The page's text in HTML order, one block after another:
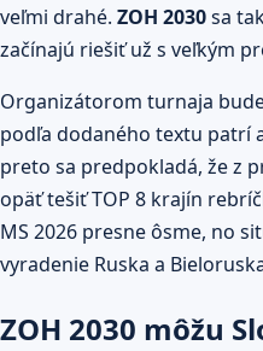
veľmi drahé. ZOH 2030sa
začínajú riešiť už s veľkým
Organizátorom turnaja
podľa dodaného textu patrí
preto sa predpokladá, že z
opäť tešiť TOP 8 krajín
MS 2026 presne ôsme, no
vyradenie Ruska a
ZOH 2030 môžu